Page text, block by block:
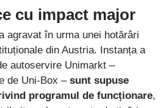
cu impact major
agravat în urma unei hotărâri
din Austria. Instanța a
autoservire Unimarkt –
de Uni-Box – sunt supuse
programul de funcționare,